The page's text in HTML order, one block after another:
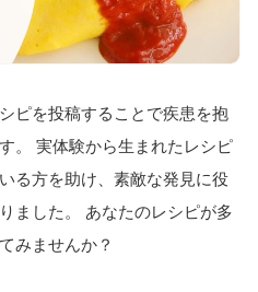
ピを投稿することで疾患を抱
。 実体験から生まれたレシピ
る方を助け、素敵な発見に役
ました。 あなたのレシピが多
みませんか？